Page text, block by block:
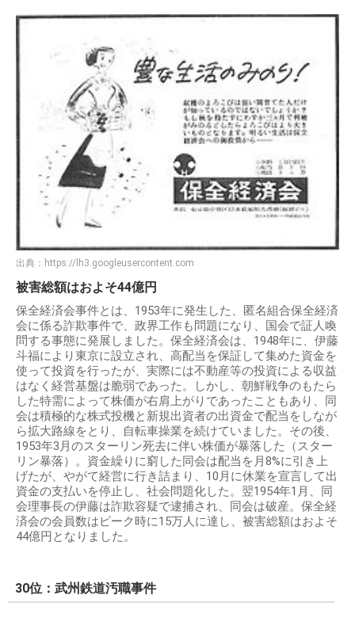
出典： https://lh3.googleusercontent.com
被害総額はおよそ44億円
保全経済会事件とは、1953年に発生した、匿名組合保全経済
会に係る詐欺事件で、政界工作も問題になり、国会で証人喚
問する事態に発展しました。保全経済会は、1948年に、伊藤
斗福により東京に設立され、高配当を保証して集めた資金を
使って投資を行ったが、実際には不動産等の投資による収益
はなく経営基盤は脆弱であった。しかし、朝鮮戦争のもたら
した特需によって株価が右肩上がりであったこともあり、同
会は積極的な株式投機と新規出資者の出資金で配当をしなが
ら拡大路線をとり、自転車操業を続けていました。その後、
1953年3月のスターリン死去に伴い株価が暴落した（スター
リン暴落）。資金繰りに窮した同会は配当を月8%に引き上
げたが、やがて経営に行き詰まり、10月に休業を宣言して出
資金の支払いを停止し、社会問題化した。翌1954年1月、同
会理事長の伊藤は詐欺容疑で逮捕され、同会は破産。保全経
済会の会員数はピーク時に15万人に達し、被害総額はおよそ
44億円となりました。
30位：武州鉄道汚職事件